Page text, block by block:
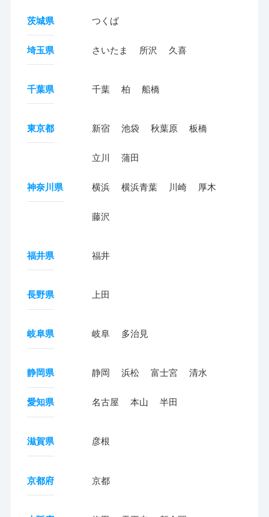
茨城県 つくば
埼玉県 さいたま 所沢 久喜
千葉県 千葉 柏 船橋
東京都 新宿 池袋 秋葉原 板橋
立川 蒲田
神奈川県 横浜 横浜青葉 川崎 厚木
藤沢
福井県 福井
長野県 上田
岐阜県 岐阜 多治見
静岡県 静岡 浜松 富士宮 清水
愛知県 名古屋 本山 半田
滋賀県 彦根
京都府 京都